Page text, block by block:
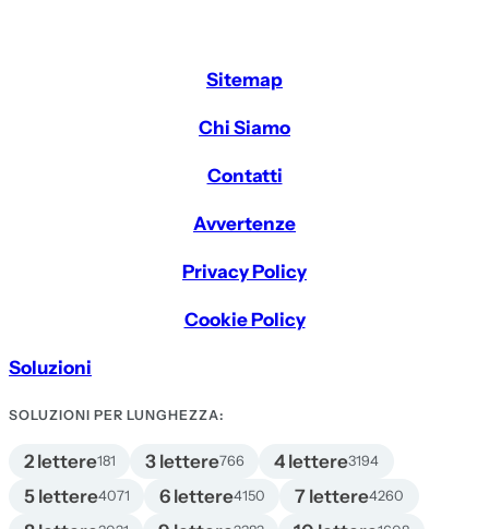
Sitemap
Chi Siamo
Contatti
Avvertenze
Privacy Policy
Cookie Policy
Soluzioni
SOLUZIONI PER LUNGHEZZA:
2 lettere181 3 lettere766 4 lettere3194
5 lettere4071 6 lettere4150 7 lettere4260